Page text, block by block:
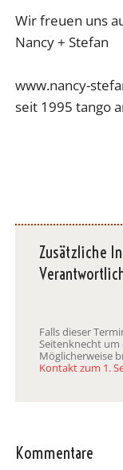
Wir freuen uns
Nancy + Stefan
www.nancy-
seit 1995 tango
Zusätzliche
Falls dieser
Seitenknecht
Möglicherweise
Kontakt zum 1.
Kommentare